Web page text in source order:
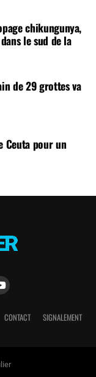
chikungunya,
le sud de la
de 29 grottes va
Ceuta pour un
CONTACT SIGNALEMENT